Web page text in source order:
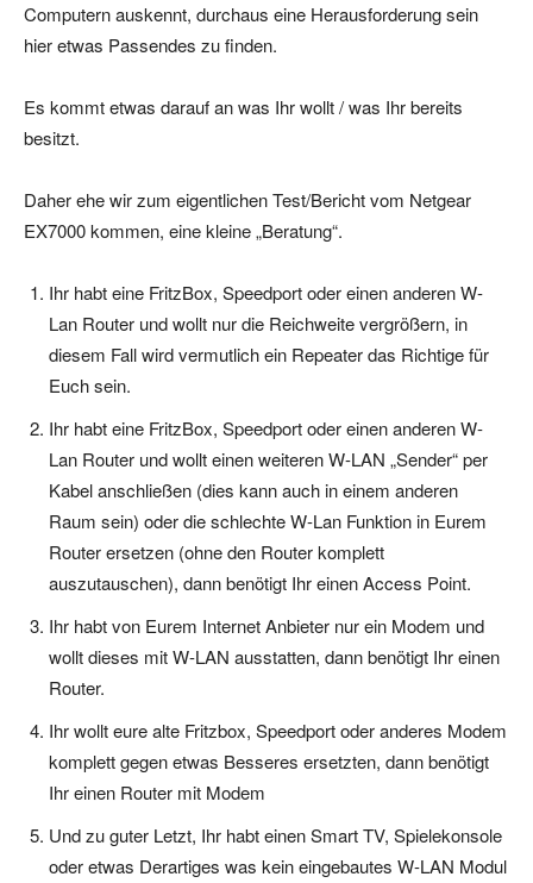
Computern auskennt, durchaus eine Herausforderung sein
hier etwas Passendes zu finden.
Es kommt etwas darauf an was Ihr wollt / was Ihr bereits
besitzt.
Daher ehe wir zum eigentlichen Test/Bericht vom Netgear
EX7000 kommen, eine kleine „Beratung“.
Ihr habt eine FritzBox, Speedport oder einen anderen W-
Lan Router und wollt nur die Reichweite vergrößern, in
diesem Fall wird vermutlich ein Repeater das Richtige für
Euch sein.
Ihr habt eine FritzBox, Speedport oder einen anderen W-
Lan Router und wollt einen weiteren W-LAN „Sender“ per
Kabel anschließen (dies kann auch in einem anderen
Raum sein) oder die schlechte W-Lan Funktion in Eurem
Router ersetzen (ohne den Router komplett
auszutauschen), dann benötigt Ihr einen Access Point.
Ihr habt von Eurem Internet Anbieter nur ein Modem und
wollt dieses mit W-LAN ausstatten, dann benötigt Ihr einen
Router.
Ihr wollt eure alte Fritzbox, Speedport oder anderes Modem
komplett gegen etwas Besseres ersetzten, dann benötigt
Ihr einen Router mit Modem
Und zu guter Letzt, Ihr habt einen Smart TV, Spielekonsole
oder etwas Derartiges was kein eingebautes W-LAN Modul